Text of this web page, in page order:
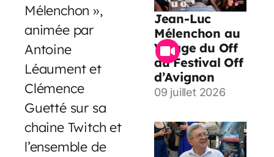
Mélenchon »,
animée par
Antoine
Léaument et
Clémence
Guetté sur sa
chaine Twitch et
l’ensemble de
Jean-Luc
Mélenchon au
Village du Off
du Festival Off
d’Avignon
09 juillet 2026